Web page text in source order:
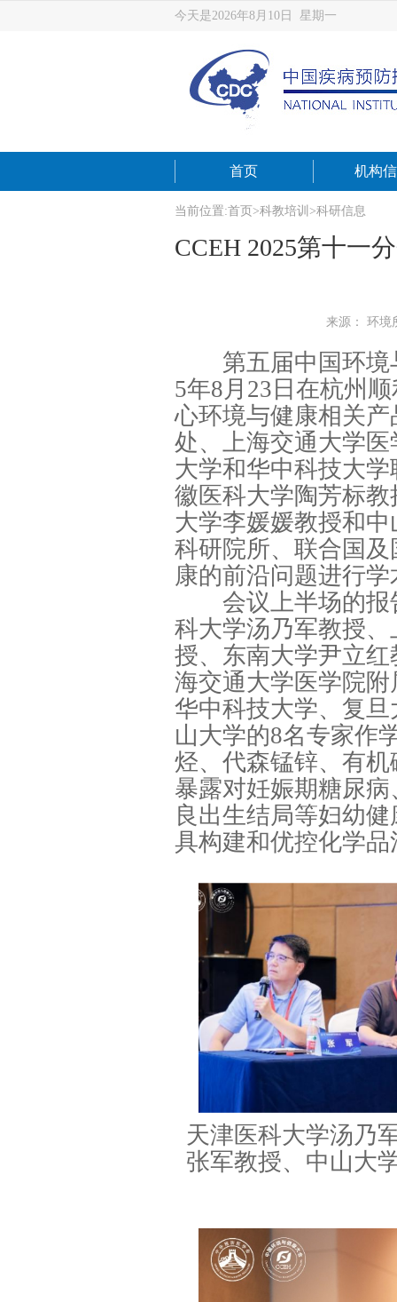
今天是2026年8月10日 星期一
首页 机构
当前位置:首页 >科教培训 >科研信息
CCEH 2025第十一
来源： 环境
第五届中国环境
5年8月23日在杭州
心环境与健康相关
处、上海交通大学
大学和华中科技大
徽医科大学陶芳标
大学李媛媛教授和
科研院所、联合国
康的前沿问题进行
会议上半场的报
科大学汤乃军教授
授、东南大学尹立
海交通大学医学院
华中科技大学、复
山大学的8名专家作
烃、代森锰锌、有
暴露对妊娠期糖尿
良出生结局等妇幼
具构建和优控化学
天津医科大学汤乃
张军教授、中山大